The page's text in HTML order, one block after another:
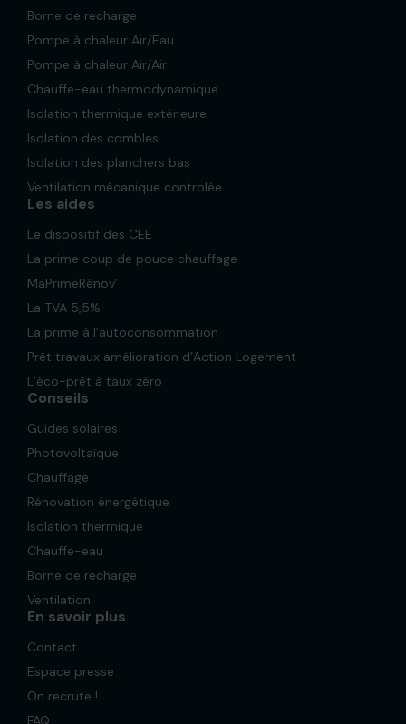
Borne de recharge
Pompe à chaleur Air/Eau
Pompe à chaleur Air/Air
Chauffe-eau thermodynamique
Isolation thermique extérieure
Isolation des combles
Isolation des planchers bas
Ventilation mécanique controlée
Les aides
Le dispositif des CEE
La prime coup de pouce chauffage
MaPrimeRénov’
La TVA 5,5%
La prime à l’autoconsommation
Prêt travaux amélioration d’Action Logement
L’éco-prêt à taux zéro
Conseils
Guides solaires
Photovoltaïque
Chauffage
Rénovation énergétique
Isolation thermique
Chauffe-eau
Borne de recharge
Ventilation
En savoir plus
Contact
Espace presse
On recrute !
FAQ